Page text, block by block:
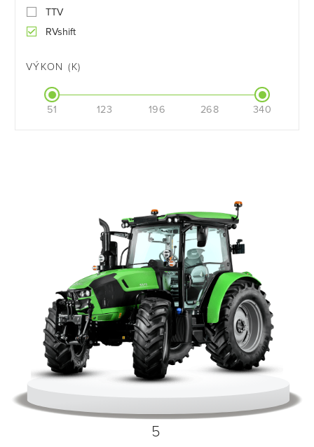
TTV
RVshift
VÝKON (K)
51 123 196 268 340
5